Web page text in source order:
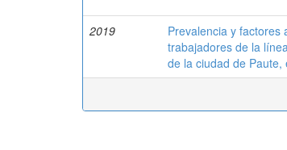
2019
Prevalencia y factores
trabajadores de la
de la ciudad de Paute,